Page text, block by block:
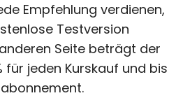
Empfehlung verdienen,
Testversion
Seite beträgt der
für jeden Kurskauf und bis